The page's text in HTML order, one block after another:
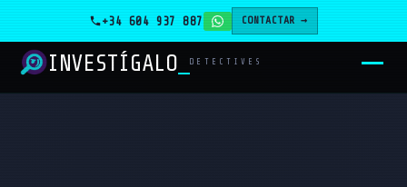
+34 604 937 887 CONTACTAR →
INVESTÍGALO DETECTIVES